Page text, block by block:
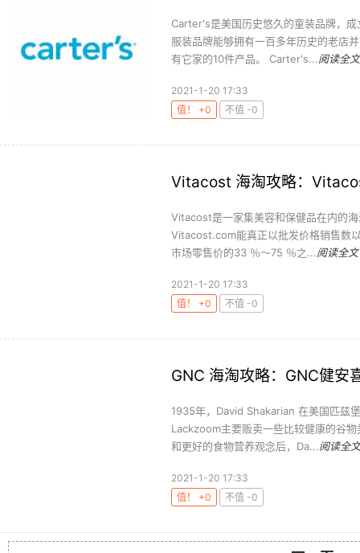
Carter's是美国历史悠久的童装品牌，
服装品牌能够拥有一百多年历史的老店
有它家的10件产品。 Carter's...阅读全文
2021-1-20 17:33
值！ +0
不值 -0
Vitacost 海淘攻略：
Vitacost是一家集美容和保健品在内的
Vitacost.com能真正以批发价格销售数
市场零售价的33 ％～75 ％之...阅读全文
2021-1-20 17:33
值！ +0
不值 -0
GNC 海淘攻略：GNC健安
1935年，David Shakarian 在美国匹兹
Lackzoom主要贩卖一些比较健康的谷
和更好的食物营养观念后，Da...阅读全文
2021-1-20 17:33
值！ +0
不值 -0